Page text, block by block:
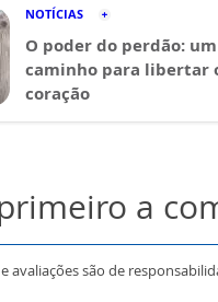
NOTÍCIAS
O poder do perdão: um
caminho para libertar
coração
a
avaliações são de